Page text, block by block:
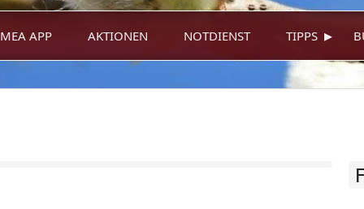
MEA APP AKTIONEN NOTDIENST TIPPS ▸